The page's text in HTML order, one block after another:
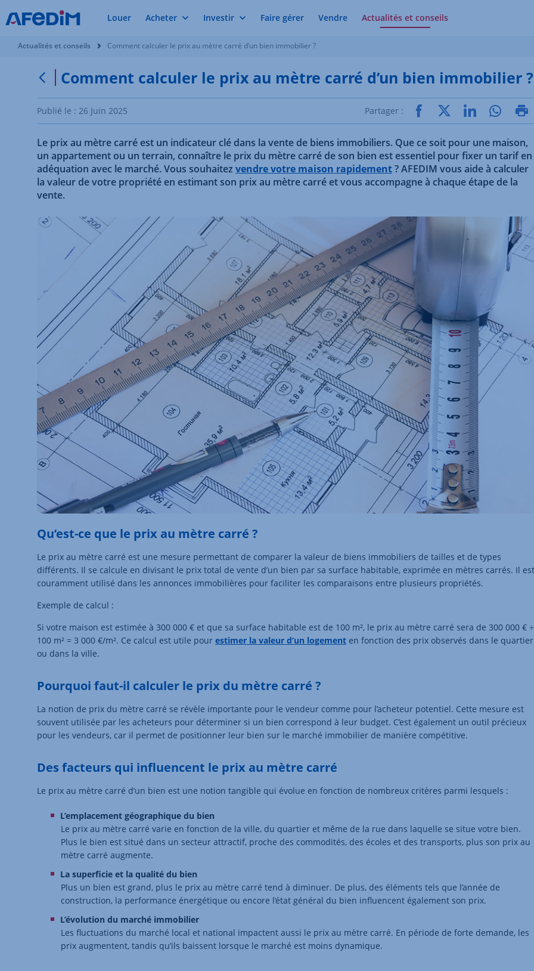
Louer Acheter Investir Faire gérer Vendre Actualités et conseils
Vous êtes ici:
Actualités et conseils Comment calculer le prix au mètre carré d’un bien immobilier ?
Retour à la page précédente
Comment calculer le prix au mètre carré d’un bien immobilier ?
Publié le : 26 Juin 2025 Partager :
Le prix au mètre carré est un indicateur clé dans la vente de biens immobiliers. Que ce soit pour une maison,
un appartement ou un terrain, connaître le prix du mètre carré de son bien est essentiel pour fixer un tarif en
adéquation avec le marché. Vous souhaitez vendre votre maison rapidement? AFEDIM vous aide à calculer
la valeur de votre propriété en estimant son prix au mètre carré et vous accompagne à chaque étape de la
vente.
Qu’est-ce que le prix au mètre carré ?
Le prix au mètre carré est une mesure permettant de comparer la valeur de biens immobiliers de tailles et de types
différents. Il se calcule en divisant le prix total de vente d’un bien par sa surface habitable, exprimée en mètres carrés. Il est
couramment utilisé dans les annonces immobilières pour faciliter les comparaisons entre plusieurs propriétés.
Exemple de calcul :
Si votre maison est estimée à 300 000 € et que sa surface habitable est de 100 m², le prix au mètre carré sera de 300 000 € ÷
100 m² = 3 000 €/m². Ce calcul est utile pour estimer la valeur d’un logement en fonction des prix observés dans le quartier
ou dans la ville.
Pourquoi faut-il calculer le prix du mètre carré ?
La notion de prix du mètre carré se révèle importante pour le vendeur comme pour l’acheteur potentiel. Cette mesure est
souvent utilisée par les acheteurs pour déterminer si un bien correspond à leur budget. C’est également un outil précieux
pour les vendeurs, car il permet de positionner leur bien sur le marché immobilier de manière compétitive.
Des facteurs qui influencent le prix au mètre carré
Le prix au mètre carré d’un bien est une notion tangible qui évolue en fonction de nombreux critères parmi lesquels :
L’emplacement géographique du bien
Le prix au mètre carré varie en fonction de la ville, du quartier et même de la rue dans laquelle se situe votre bien.
Plus le bien est situé dans un secteur attractif, proche des commodités, des écoles et des transports, plus son prix au
mètre carré augmente.
La superficie et la qualité du bien
Plus un bien est grand, plus le prix au mètre carré tend à diminuer. De plus, des éléments tels que l’année de
construction, la performance énergétique ou encore l’état général du bien influencent également son prix.
L’évolution du marché immobilier
Les fluctuations du marché local et national impactent aussi le prix au mètre carré. En période de forte demande, les
prix augmentent, tandis qu’ils baissent lorsque le marché est moins dynamique.